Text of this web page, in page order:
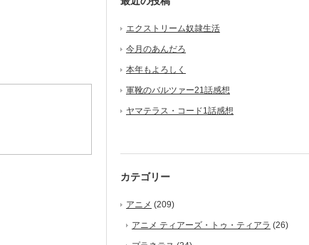
エクストリーム奴隷生活
今月のあんだろ
本年もよろしく
軍靴のバルツァー21話感想
ヤマテラス・コード1話感想
カテゴリー
アニメ (209)
アニメ ティアーズ・トゥ・ティアラ (26)